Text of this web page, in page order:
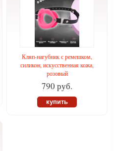
Кляп-нагубник с ремешком,
силикон, искусственная кожа,
розовый
790 руб.
купить